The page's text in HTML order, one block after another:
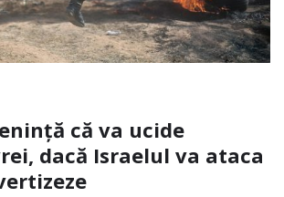
că va ucide
dacă Israelul va ataca